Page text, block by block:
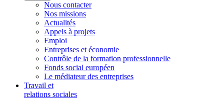
Nous contacter
Nos missions
Actualités
Appels à projets
Emploi
Entreprises et économie
Contrôle de la formation professionnelle
Fonds social européen
Le médiateur des entreprises
Travail et
relations sociales